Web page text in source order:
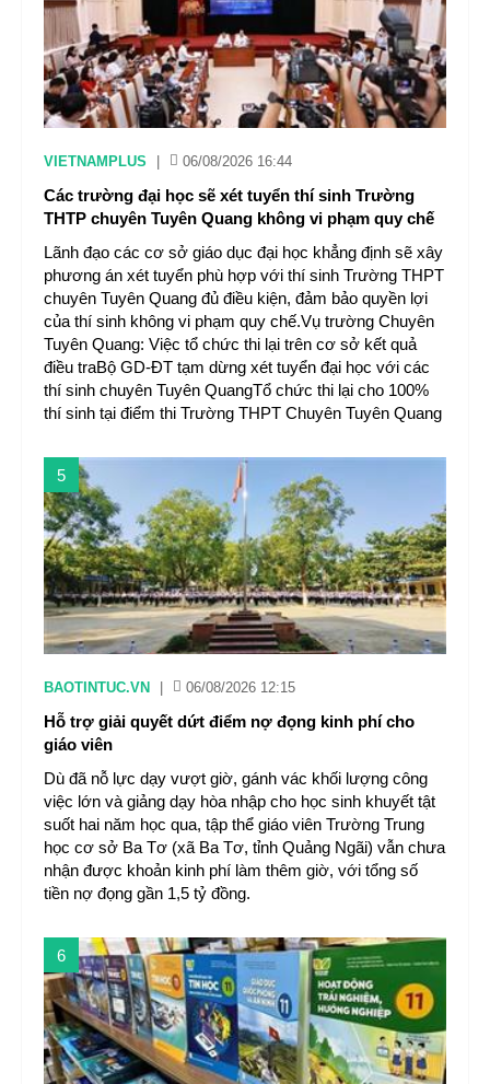
VIETNAMPLUS 06/08/2026 16:44
Các trường đại học sẽ xét tuyển thí sinh Trường
THTP chuyên Tuyên Quang không vi phạm quy chế
Lãnh đạo các cơ sở giáo dục đại học khẳng định sẽ xây
phương án xét tuyển phù hợp với thí sinh Trường THPT
chuyên Tuyên Quang đủ điều kiện, đảm bảo quyền lợi
của thí sinh không vi phạm quy chế.Vụ trường Chuyên
Tuyên Quang: Việc tổ chức thi lại trên cơ sở kết quả
điều traBộ GD-ĐT tạm dừng xét tuyển đại học với các
thí sinh chuyên Tuyên QuangTổ chức thi lại cho 100%
thí sinh tại điểm thi Trường THPT Chuyên Tuyên Quang
5
BAOTINTUC.VN 06/08/2026 12:15
Hỗ trợ giải quyết dứt điểm nợ đọng kinh phí cho
giáo viên
Dù đã nỗ lực dạy vượt giờ, gánh vác khối lượng công
việc lớn và giảng dạy hòa nhập cho học sinh khuyết tật
suốt hai năm học qua, tập thể giáo viên Trường Trung
học cơ sở Ba Tơ (xã Ba Tơ, tỉnh Quảng Ngãi) vẫn chưa
nhận được khoản kinh phí làm thêm giờ, với tổng số
tiền nợ đọng gần 1,5 tỷ đồng.
6